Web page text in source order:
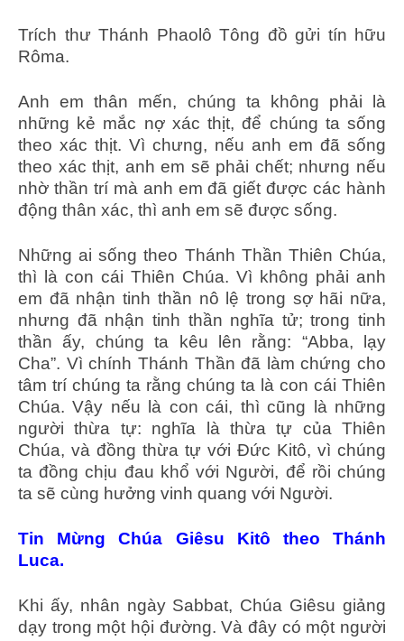
Trích thư Thánh Phaolô Tông đồ gửi tín hữu
Rôma.
Anh em thân mến, chúng ta không phải là
những kẻ mắc nợ xác thịt, để chúng ta sống
theo xác thịt. Vì chưng, nếu anh em đã sống
theo xác thịt, anh em sẽ phải chết; nhưng nếu
nhờ thần trí mà anh em đã giết được các hành
động thân xác, thì anh em sẽ được sống.
Những ai sống theo Thánh Thần Thiên Chúa,
thì là con cái Thiên Chúa. Vì không phải anh
em đã nhận tinh thần nô lệ trong sợ hãi nữa,
nhưng đã nhận tinh thần nghĩa tử; trong tinh
thần ấy, chúng ta kêu lên rằng: “Abba, lạy
Cha”. Vì chính Thánh Thần đã làm chứng cho
tâm trí chúng ta rằng chúng ta là con cái Thiên
Chúa. Vậy nếu là con cái, thì cũng là những
người thừa tự: nghĩa là thừa tự của Thiên
Chúa, và đồng thừa tự với Ðức Kitô, vì chúng
ta đồng chịu đau khổ với Người, để rồi chúng
ta sẽ cùng hưởng vinh quang với Người.
Tin Mừng Chúa Giêsu Kitô theo Thánh
Luca.
Khi ấy, nhân ngày Sabbat, Chúa Giêsu giảng
dạy trong một hội đường. Và đây có một người